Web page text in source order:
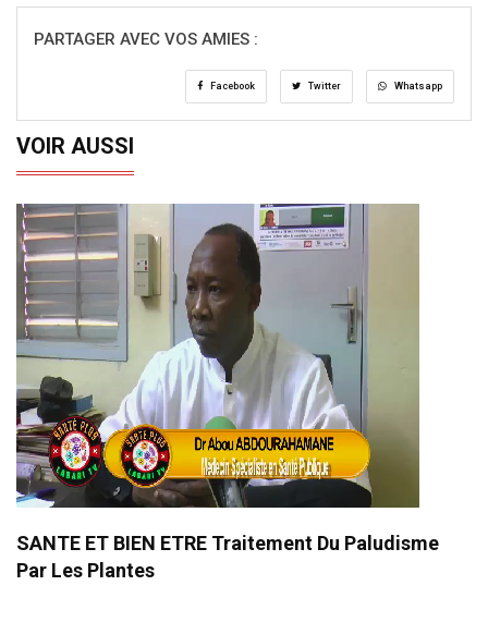
PARTAGER AVEC VOS AMIES :
Facebook Twitter Whatsapp
VOIR AUSSI
SANTE ET BIEN ETRE Traitement Du Paludisme
Par Les Plantes